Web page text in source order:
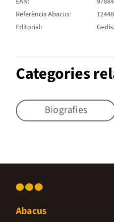
Referència Abacus:
Editorial:
Categories
Biografies
Abacus